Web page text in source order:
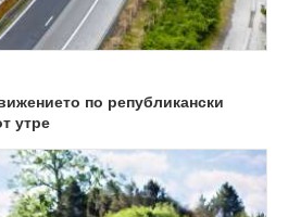
по републикански
утре